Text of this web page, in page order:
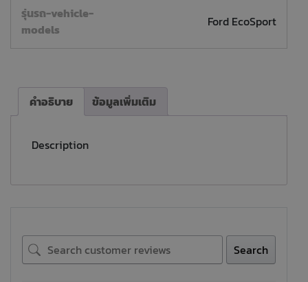
รุ่นรถ-vehicle-
models
Ford EcoSport
คำอธิบาย ข้อมูลเพิ่มเติม
Description
Search